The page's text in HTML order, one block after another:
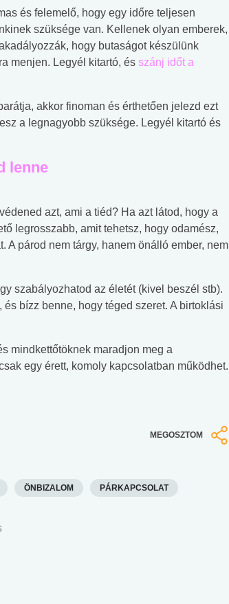
és felemelő, hogy egy időre teljesen
szüksége van. Kellenek olyan emberek,
hogy butaságot készülünk
menjen. Legyél kitartó, és szánj időt a
akkor finoman és érthetően jelezd ezt
a legnagyobb szüksége. Legyél kitartó és
lenne
azt, ami a tiéd? Ha azt látod, hogy a
legrosszabb, amit tehetsz, hogy odamész,
A párod nem tárgy, hanem önálló ember, nem
szabályozhatod az életét (kivel beszél stb).
bízz benne, hogy téged szeret. A birtoklási
mindkettőtöknek maradjon meg a
egy érett, komoly kapcsolatban működhet.
MEGOSZTOM
ÖNBIZALOM PÁRKAPCSOLAT
középfokú
teszt -
Internet-függőség
teszt